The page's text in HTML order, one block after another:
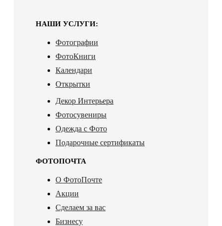
НАШИ УСЛУГИ:
Фотографии
ФотоКниги
Календари
Открытки
Декор Интерьера
Фотосувениры
Одежда с Фото
Подарочные сертификаты
ФОТОПОЧТА
О ФотоПочте
Акции
Сделаем за вас
Бизнесу